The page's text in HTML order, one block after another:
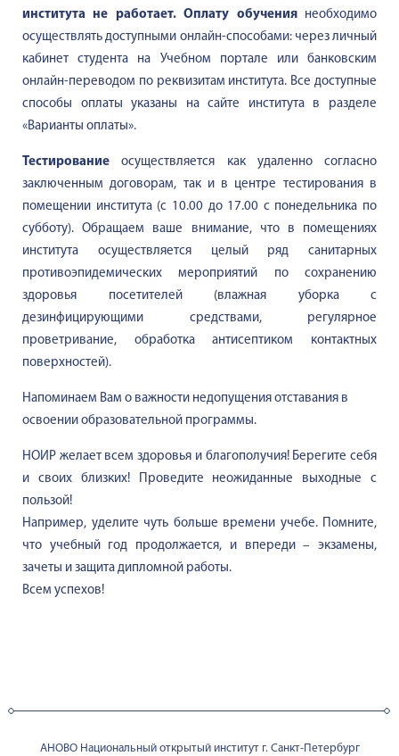
института не работает. Оплату обучения необходимо
осуществлять доступными онлайн-способами: через личный
кабинет студента на Учебном портале или банковским
онлайн-переводом по реквизитам института. Все доступные
способы оплаты указаны на сайте института в разделе
«Варианты оплаты».
Тестирование осуществляется как удаленно согласно
заключенным договорам, так и в центре тестирования в
помещении института (с 10.00 до 17.00 с понедельника по
субботу). Обращаем ваше внимание, что в помещениях
института осуществляется целый ряд санитарных
противоэпидемических мероприятий по сохранению
здоровья посетителей (влажная уборка с
дезинфицирующими средствами, регулярное
проветривание, обработка антисептиком контактных
поверхностей).
Напоминаем Вам о важности недопущения отставания в
освоении образовательной программы.
НОИР желает всем здоровья и благополучия! Берегите себя
и своих близких! Проведите неожиданные выходные с
пользой!
Например, уделите чуть больше времени учебе. Помните,
что учебный год продолжается, и впереди – экзамены,
зачеты и защита дипломной работы.
Всем успехов!
АНОВО Национальный открытый институт г. Санкт-Петербург